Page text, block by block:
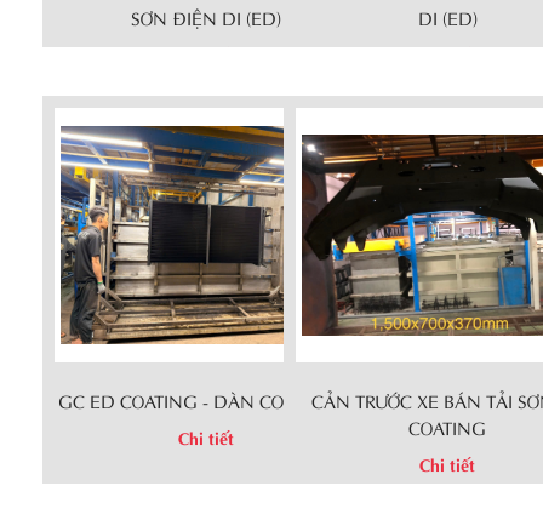
SƠN ĐIỆN DI (ED)
Chi tiết
DI (ED)
Chi tiết
GC ED COATING - DÀN COIL LẠNH
Chi tiết
CẢN TRƯỚC XE BÁN TẢI
COATING
Chi tiết